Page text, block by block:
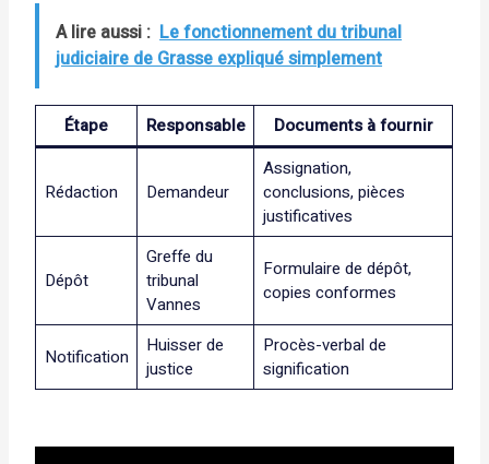
A lire aussi : Le fonctionnement du tribunal
judiciaire de Grasse expliqué simplement
Étape Responsable Documents à fournir
Rédaction Demandeur
Assignation,
conclusions, pièces
justificatives
Dépôt
Greffe du
tribunal
Vannes
Formulaire de dépôt,
copies conformes
Notification
Huisser de
justice
Procès-verbal de
signification